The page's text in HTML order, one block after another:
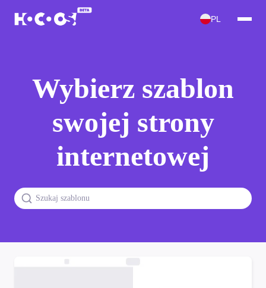
PL
Wybierz szablon
swojej strony
internetowej